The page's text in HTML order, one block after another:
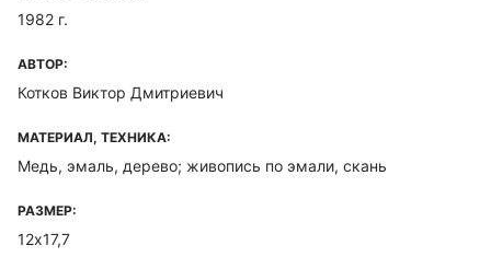
1982 г.
АВТОР:
Котков Виктор Дмитриевич
МАТЕРИАЛ, ТЕХНИКА:
Медь, эмаль, дерево; живопись по эмали, скань
РАЗМЕР:
12х17,7